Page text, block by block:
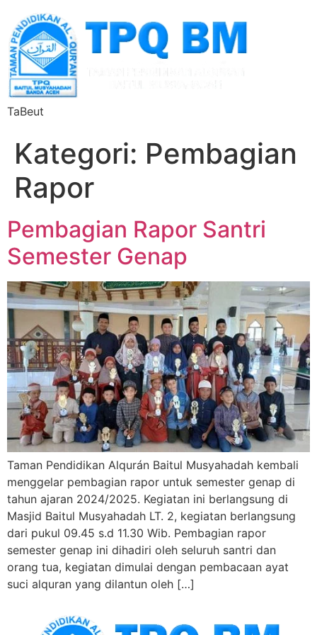
TaBeut
Kategori: Pembagian
Rapor
Pembagian Rapor Santri
Semester Genap
Taman Pendidikan Alqurán Baitul Musyahadah kembali
menggelar pembagian rapor untuk semester genap di
tahun ajaran 2024/2025. Kegiatan ini berlangsung di
Masjid Baitul Musyahadah LT. 2, kegiatan berlangsung
dari pukul 09.45 s.d 11.30 Wib. Pembagian rapor
semester genap ini dihadiri oleh seluruh santri dan
orang tua, kegiatan dimulai dengan pembacaan ayat
suci alquran yang dilantun oleh […]